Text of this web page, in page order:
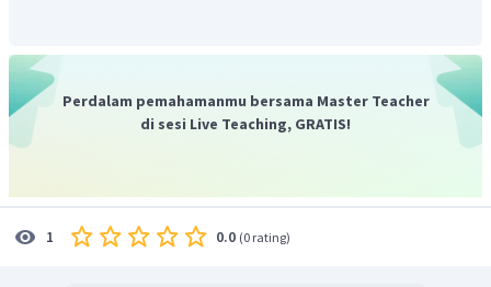
Jadi jawaban yang paling tepat adalah A.
Perdalam pemahamanmu bersama Master Teacher
di sesi Live Teaching, GRATIS!
1 0.0 (0 rating)